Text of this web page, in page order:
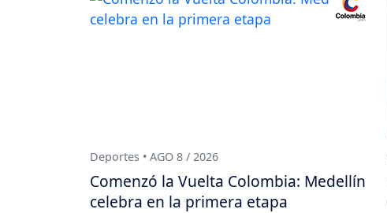
Deportes • AGO 8 / 2026
Comenzó la Vuelta Colombia: Medellín
celebra en la primera etapa